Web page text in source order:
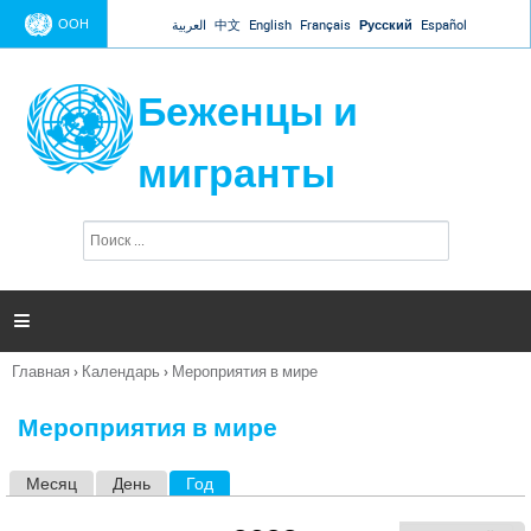
Jump to navigation
ООН العربية 中文 English Français Русский Español
Беженцы и
мигранты
п
и

Вы
Главная › Календарь › Мероприятия в мире
Мероприятия в мире
Месяц День Год